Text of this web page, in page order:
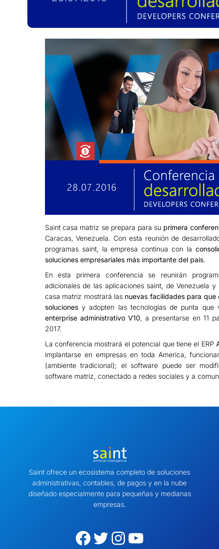
Saint casa matriz se prepara para su primera
Caracas, Venezuela. Con esta reunión de
programas saint, la empresa continua con la
soluciones empresariales más importante del país.
En esta primera conferencia se reunirán
adicionales de las aplicaciones saint, de Venezuela
casa matriz mostrará las nuevas facilidades para
solucionesy adopten las tecnologías de punta
enterprise administrativo V10, a presentarse en 11
2017.
La conferencia mostrará el potencial que tiene el ERP
implantarse en empresas en toda America,
(ambiente tradicional); el software puede ser
software matriz, conectado a redes sociales y a
Saint ofrece un ecosistema completo de soluciones
administrativas, contables, de pagos y en la nube
diseñado especialmente para pequeñas y medianas
empresas.
Facebook Twitter Instagram YouTube